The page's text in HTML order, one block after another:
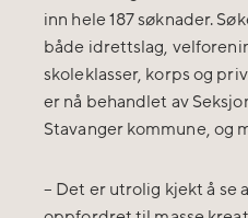
inn hele 187 søknader.
både idrettslag,
skoleklasser, korps og
er nå behandlet av
Stavanger kommune, og
– Det er utrolig kjekt å se